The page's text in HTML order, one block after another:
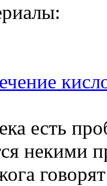
есть
некими